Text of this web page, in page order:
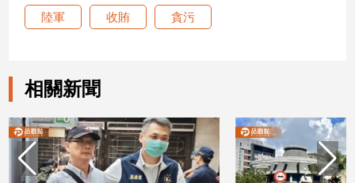
灣
觀
點
南
台
陸軍 收賄 貪污
相關新聞